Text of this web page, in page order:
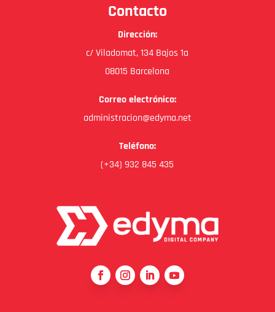
Contacto
Dirección:
c/ Viladomat, 134 Bajos 1a
08015 Barcelona
Correo electrónico:
administracion@edyma.net
Teléfono:
(+34) 932 845 435